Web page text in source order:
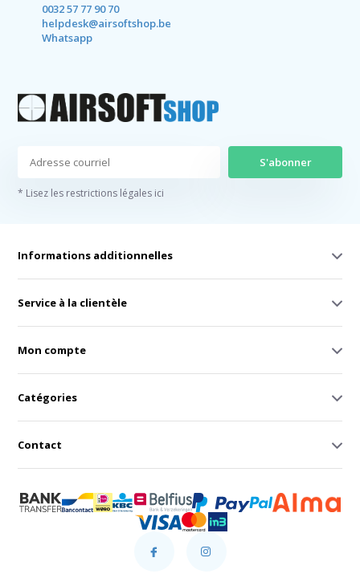
0032 57 77 90 70
helpdesk@airsoftshop.be
Whatsapp
S'abonner
* Lisez les restrictions légales ici
Informations additionnelles
Service à la clientèle
Mon compte
Catégories
Contact